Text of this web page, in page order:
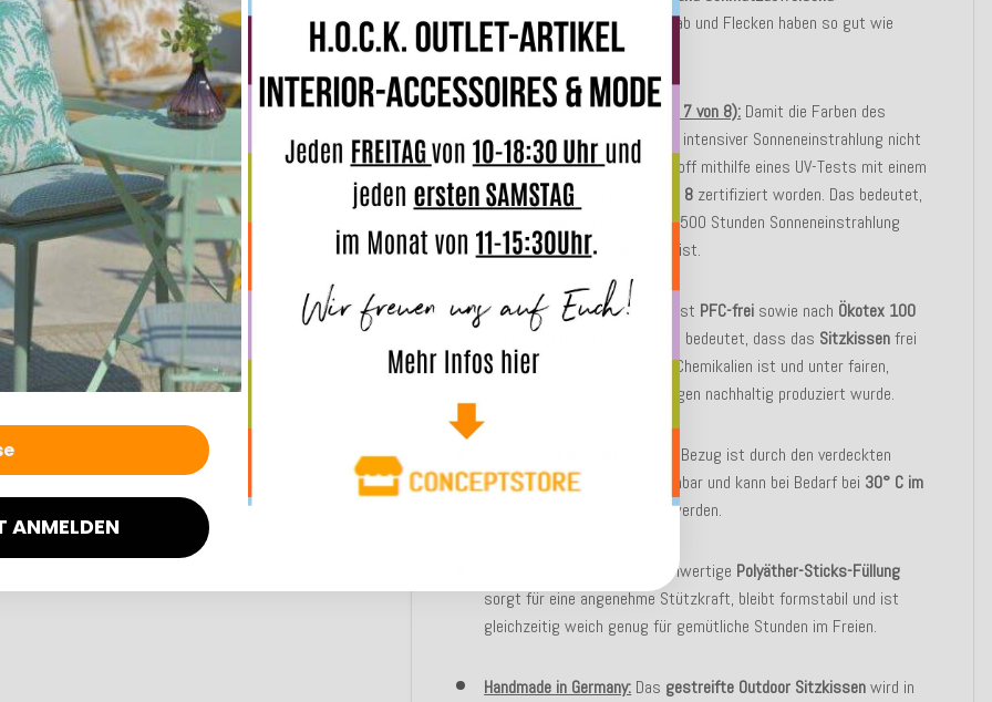
Flüssigkeiten perlen einfach ab und Flecken haben so gut wie
keine Chance.
Hohe UV-Beständigkeit (Wert 7 von 8): Damit die Farben des
Outdoor Sitzkissensauch bei intensiver Sonneneinstrahlung nicht
verblassen, ist der Bezugsstoff mithilfe eines UV-Tests mit einem
Lichtechtheitswert mit 7 von 8 zertifiziert worden. Das bedeutet,
bei bis zu 1.500 Stunden Sonneneinstrahlung
keine Farbveränderung
aufweist.
Nachhaltig: Der Bezugsstoff ist PFC-frei sowie nach Ökotex 100
Eco-Path zertifiziert. Das bedeutet, dass das Sitzkissenfrei
von gesundheitsschädlichen Chemikalien ist und unter fairen,
umweltschonenden Bedingungen nachhaltig produziert wurde.
Der Bezug ist durch den verdeckten
Reißverschluss leicht abnehmbar und kann bei Bedarf bei 30° C im
gereinigt werden.
Die hochwertige Polyäther-Sticks-Füllung
sorgt für eine angenehme Stützkraft, bleibt formstabil und ist
gleichzeitig weich genug für gemütliche Stunden im Freien.
Handmade in Germany: Das gestreifte Outdoor Sitzkissenwird in
ANMELDEN